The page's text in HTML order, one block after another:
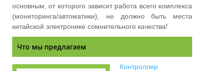
основным, от которого зависит работа всего комплекса
(мониторинга/автоматики), не должно быть места
китайской электронике сомнительного качества!
Что мы предлагаем
Контроллер